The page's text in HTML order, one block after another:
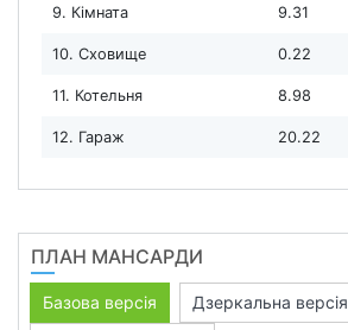
9. Кімната 9.31
10. Сховище 0.22
11. Котельня 8.98
12. Гараж 20.22
ПЛАН МАНСАРДИ
Базова версія
Дзеркальна версія